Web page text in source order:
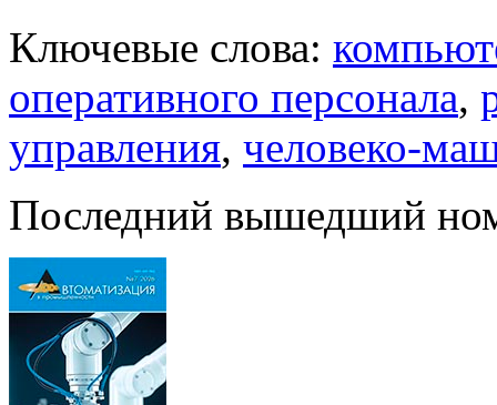
Ключевые слова:
оперативного персонала,
управления, человеко-
Последний вышедший